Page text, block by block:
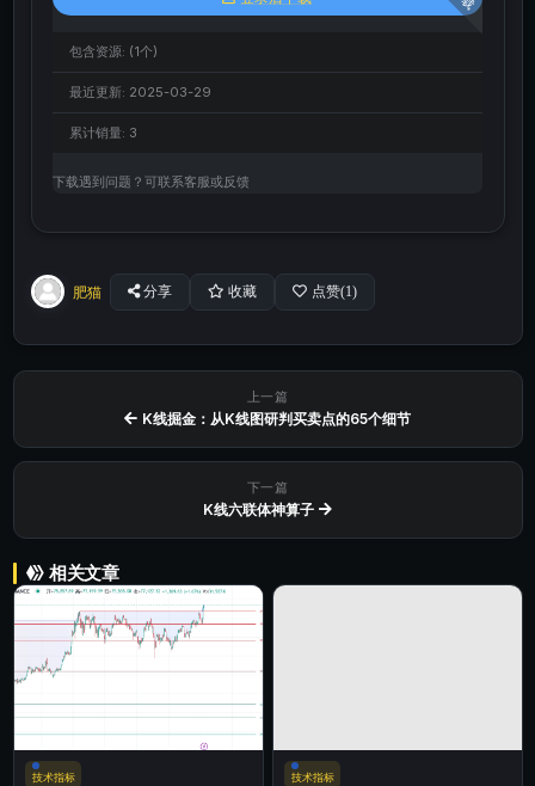
包含资源: (1个)
最近更新: 2025-03-29
累计销量: 3
下载遇到问题？可联系客服或反馈
肥猫 分享 收藏 点赞(1)
上一篇
K线掘金：从K线图研判买卖点的65个细节
下一篇
K线六联体神算子
相关文章
技术指标 技术指标